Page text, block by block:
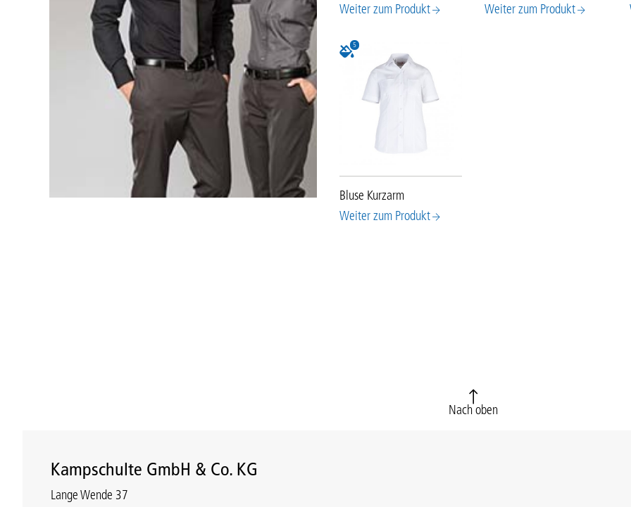
Weiter zum Produkt
Weiter zum Produkt
5
Bluse Kurzarm
Weiter zum Produkt
Nach oben
Kampschulte GmbH & Co. KG
Lange Wende 37